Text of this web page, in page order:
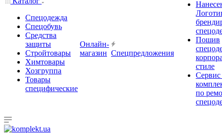
Спецодежда
Спецобувь
Средства
защиты
Стройтовары
Химтовары
Хозгруппа
Товары
специфические
Онлайн-
магазин Спецпредложения
Пошив
стиле
по